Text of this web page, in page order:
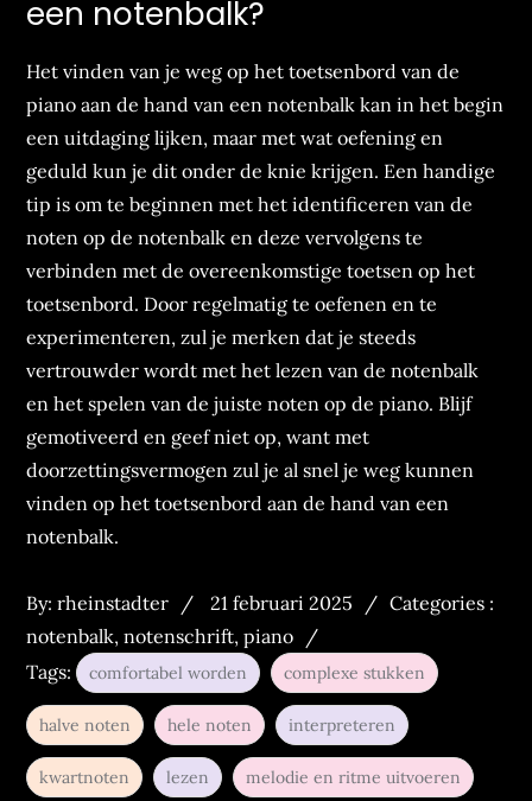
een notenbalk?
Het vinden van je weg op het toetsenbord van de
piano aan de hand van een notenbalk kan in het begin
een uitdaging lijken, maar met wat oefening en
geduld kun je dit onder de knie krijgen. Een handige
tip is om te beginnen met het identificeren van de
noten op de notenbalk en deze vervolgens te
verbinden met de overeenkomstige toetsen op het
toetsenbord. Door regelmatig te oefenen en te
experimenteren, zul je merken dat je steeds
vertrouwder wordt met het lezen van de notenbalk
en het spelen van de juiste noten op de piano. Blijf
gemotiveerd en geef niet op, want met
doorzettingsvermogen zul je al snel je weg kunnen
vinden op het toetsenbord aan de hand van een
notenbalk.
By:rheinstadter
Posted
on
21 februari 2025
Categories
Categories :
notenbalk,notenschrift,piano
Tags:
comfortabel worden complexe stukken
halve noten hele noten interpreteren
kwartnoten lezen melodie en ritme uitvoeren